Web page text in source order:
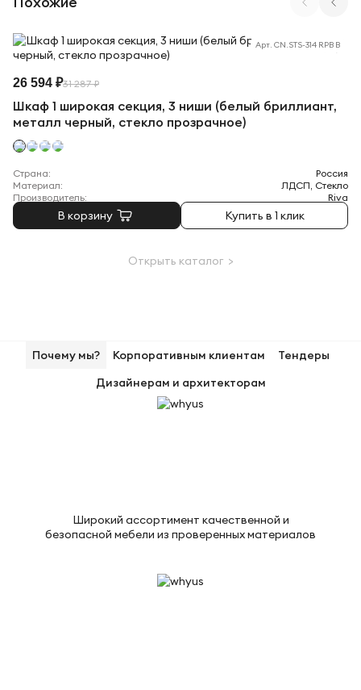
Арт. CN.STS-314 RPB B
Шкаф 1 широкая секция, 3 ниши (белый бриллиант,
металл черный, стекло прозрачное)
26 594 ₽31 287 ₽
В корзину Купить в 1 клик
Страна:
Россия
Материал:
ЛДСП, Стекло
Производитель:
Riva
Открыть каталог >
Почему мы? Корпоративным клиентам
Тендеры
Дизайнерам и архитекторам
Широкий ассортимент качественной и
безопасной мебели из проверенных материалов